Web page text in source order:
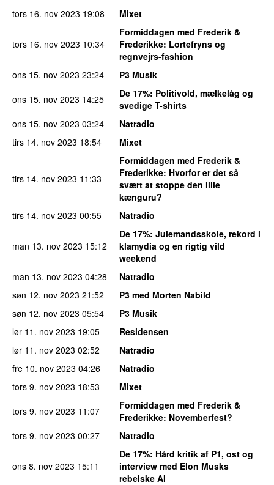
tors 16. nov 2023 19:08 Mixet
tors 16. nov 2023 10:34
Formiddagen med Frederik &
Frederikke: Lortefryns og
regnvejrs-fashion
ons 15. nov 2023 23:24
P3 Musik
ons 15. nov 2023 14:25 De 17%: Politivold, mælkelåg og
svedige T-shirts
ons 15. nov 2023 03:24
Natradio
tirs 14. nov 2023 18:54 Mixet
tirs 14. nov 2023 11:33
Formiddagen med Frederik &
Frederikke: Hvorfor er det så
svært at stoppe den lille
kænguru?
tirs 14. nov 2023 00:55 Natradio
man 13. nov 2023 15:12
De 17%: Julemandsskole, rekord i
klamydia og en rigtig vild
weekend
man 13. nov 2023 04:28
Natradio
søn 12. nov 2023 21:52
P3 med Morten Nabild
søn 12. nov 2023 05:54
P3 Musik
lør 11. nov 2023 19:05
Residensen
lør 11. nov 2023 02:52
Natradio
fre 10. nov 2023 04:26
Natradio
tors 9. nov 2023 18:53
Mixet
tors 9. nov 2023 11:07
Formiddagen med Frederik &
Frederikke: Novemberfest?
tors 9. nov 2023 00:27 Natradio
ons 8. nov 2023 15:11
De 17%: Hård kritik af P1, ost og
interview med Elon Musks
rebelske AI